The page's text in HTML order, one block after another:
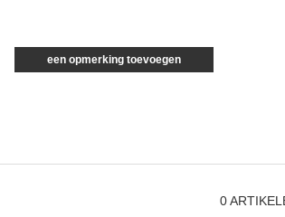
een opmerking toevoegen
0